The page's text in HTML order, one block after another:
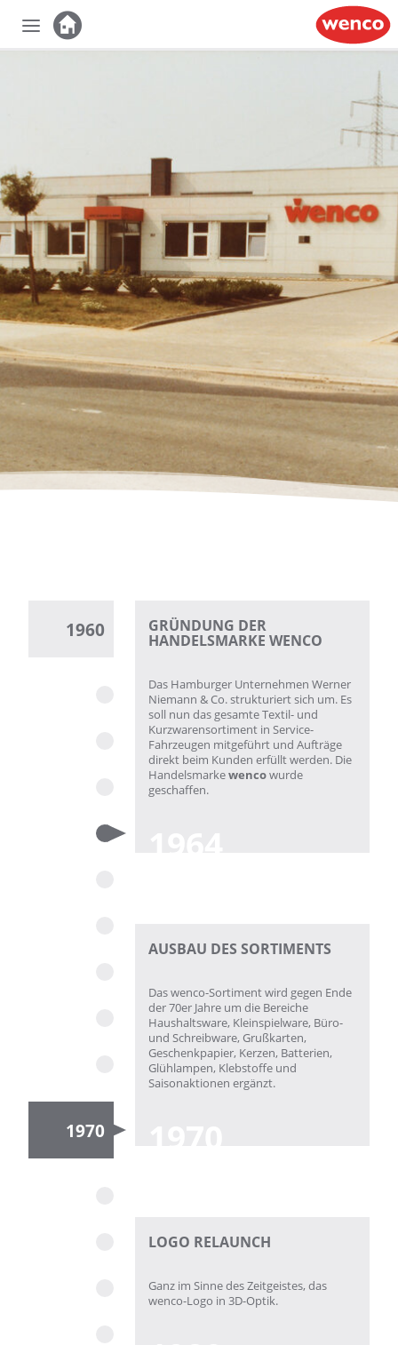
GRÜNDUNG DER
HANDELSMARKE WENCO
Das Hamburger Unternehmen Werner
Niemann & Co. strukturiert sich um. Es
soll nun das gesamte Textil- und
Kurzwarensortiment in Service-
Fahrzeugen mitgeführt und Aufträge
direkt beim Kunden erfüllt werden. Die
Handelsmarkewencowurde
geschaffen.
AUSBAU DES SORTIMENTS
Das wenco-Sortiment wird gegen Ende
der 70er Jahre um die Bereiche
Haushaltsware, Kleinspielware, Büro-
und Schreibware, Grußkarten,
Geschenkpapier, Kerzen, Batterien,
Glühlampen, Klebstoffe und
Saisonaktionen ergänzt.
LOGO RELAUNCH
Ganz im Sinne des Zeitgeistes, das
wenco-Logo in 3D-Optik.
1960
1970